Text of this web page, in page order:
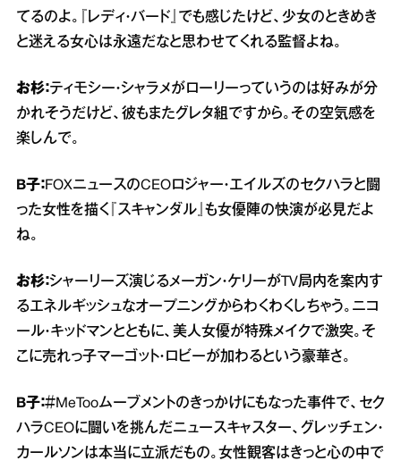
てるのよ。『レディ・バード』でも感じたけど、少女のときめき
と迷える女心は永遠だなと思わせてくれる監督よね。
お杉：ティモシー・シャラメがローリーっていうのは好みが分
かれそうだけど、彼もまたグレタ組ですから。その空気感を
楽しんで。
B子：FOXニュースのCEOロジャー・エイルズのセクハラと闘
った女性を描く『スキャンダル』も女優陣の快演が必見だよ
ね。
お杉：シャーリーズ演じるメーガン・ケリーがTV局内を案内す
るエネルギッシュなオープニングからわくわくしちゃう。ニコ
ール・キッドマンとともに、美人女優が特殊メイクで激突。そ
こに売れっ子マーゴット・ロビーが加わるという豪華さ。
B子：＃MeTooムーブメントのきっかけにもなった事件で、セク
ハラCEOに闘いを挑んだニュースキャスター、グレッチェン・
カールソンは本当に立派だもの。女性観客はきっと心の中で